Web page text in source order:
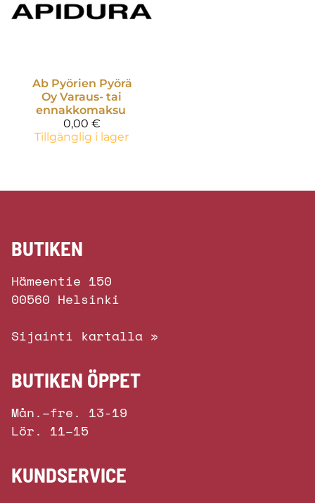
Ab Pyörien Pyörä
Oy Varaus- tai
ennakkomaksu
0,00 €
Tillgänglig i lager
BUTIKEN
Hämeentie 150
00560 Helsinki
Sijainti kartalla »
BUTIKEN ÖPPET
Mån.–fre. 13-19
Lör. 11–15
KUNDSERVICE